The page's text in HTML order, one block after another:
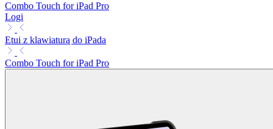
Combo Touch for iPad Pro
Logi
Etui z klawiaturą do iPada
Combo Touch for iPad Pro